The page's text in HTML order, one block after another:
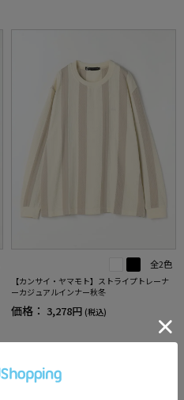
全2色
【カンサイ・ヤマモト】ストライプトレーナ
ーカジュアルインナー秋冬
価格： 3,278円 (税込)